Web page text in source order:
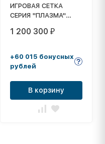
ИГРОВАЯ СЕТКА
СЕРИЯ "ПЛАЗМА"
1 200 300 ₽
+60 015 бонусных
рублей
В корзину